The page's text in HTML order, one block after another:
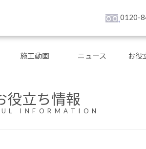
0120-
施工動画 ニュース お役
役立ち情報
INFORMATION